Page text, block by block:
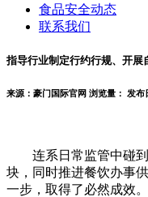
食品安全动态
联系我们
指导行业制定行约行规、开展
来源：豪门国际官网 浏览量： 发布
连系日常监管中碰到
块，同时推进餐饮办事
一步，取得了必然成效。